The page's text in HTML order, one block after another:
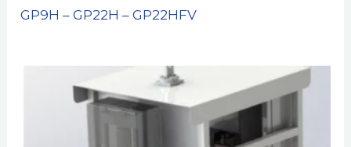
GP9H – GP22H – GP22HFV